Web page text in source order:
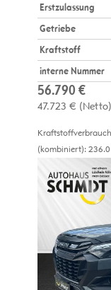
Erstzulassung
Getriebe
Kraftstoff
interne Nummer
56.790 €
47.723 € (Netto)
(kombiniert):